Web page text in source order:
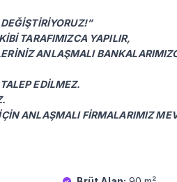
TARAFIMIZCA YAPILIR,
ANLAŞMALI
EDİLMEZ.
ANLAŞMALI FİRMALARIMIZ